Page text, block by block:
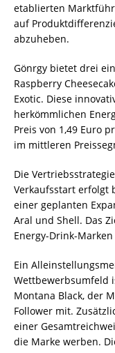
etablierten
auf
abzuheben.
Gönrgy bietet drei
Raspberry
Exotic. Diese
herkömmlichen
Preis von 1,49 Euro
im mittleren
Die
Verkaufsstart erfolgt
einer geplanten
Aral und Shell. Das
Energy-Drink-
Ein
Wettbewerbsumfeld
Montana Black, der
Follower mit.
einer
die Marke werben.